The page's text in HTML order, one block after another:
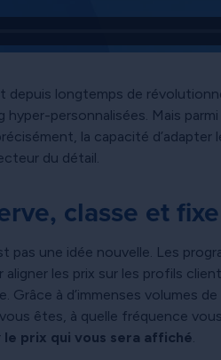
longtemps de
hyper-personnalisées. Mais
la capacité
du détail.
classe et
pas une idée nouvelle. Les
les prix sur les profils
à d’immenses volumes
êtes, à quelle fréquence
le prix qui vous sera affiché